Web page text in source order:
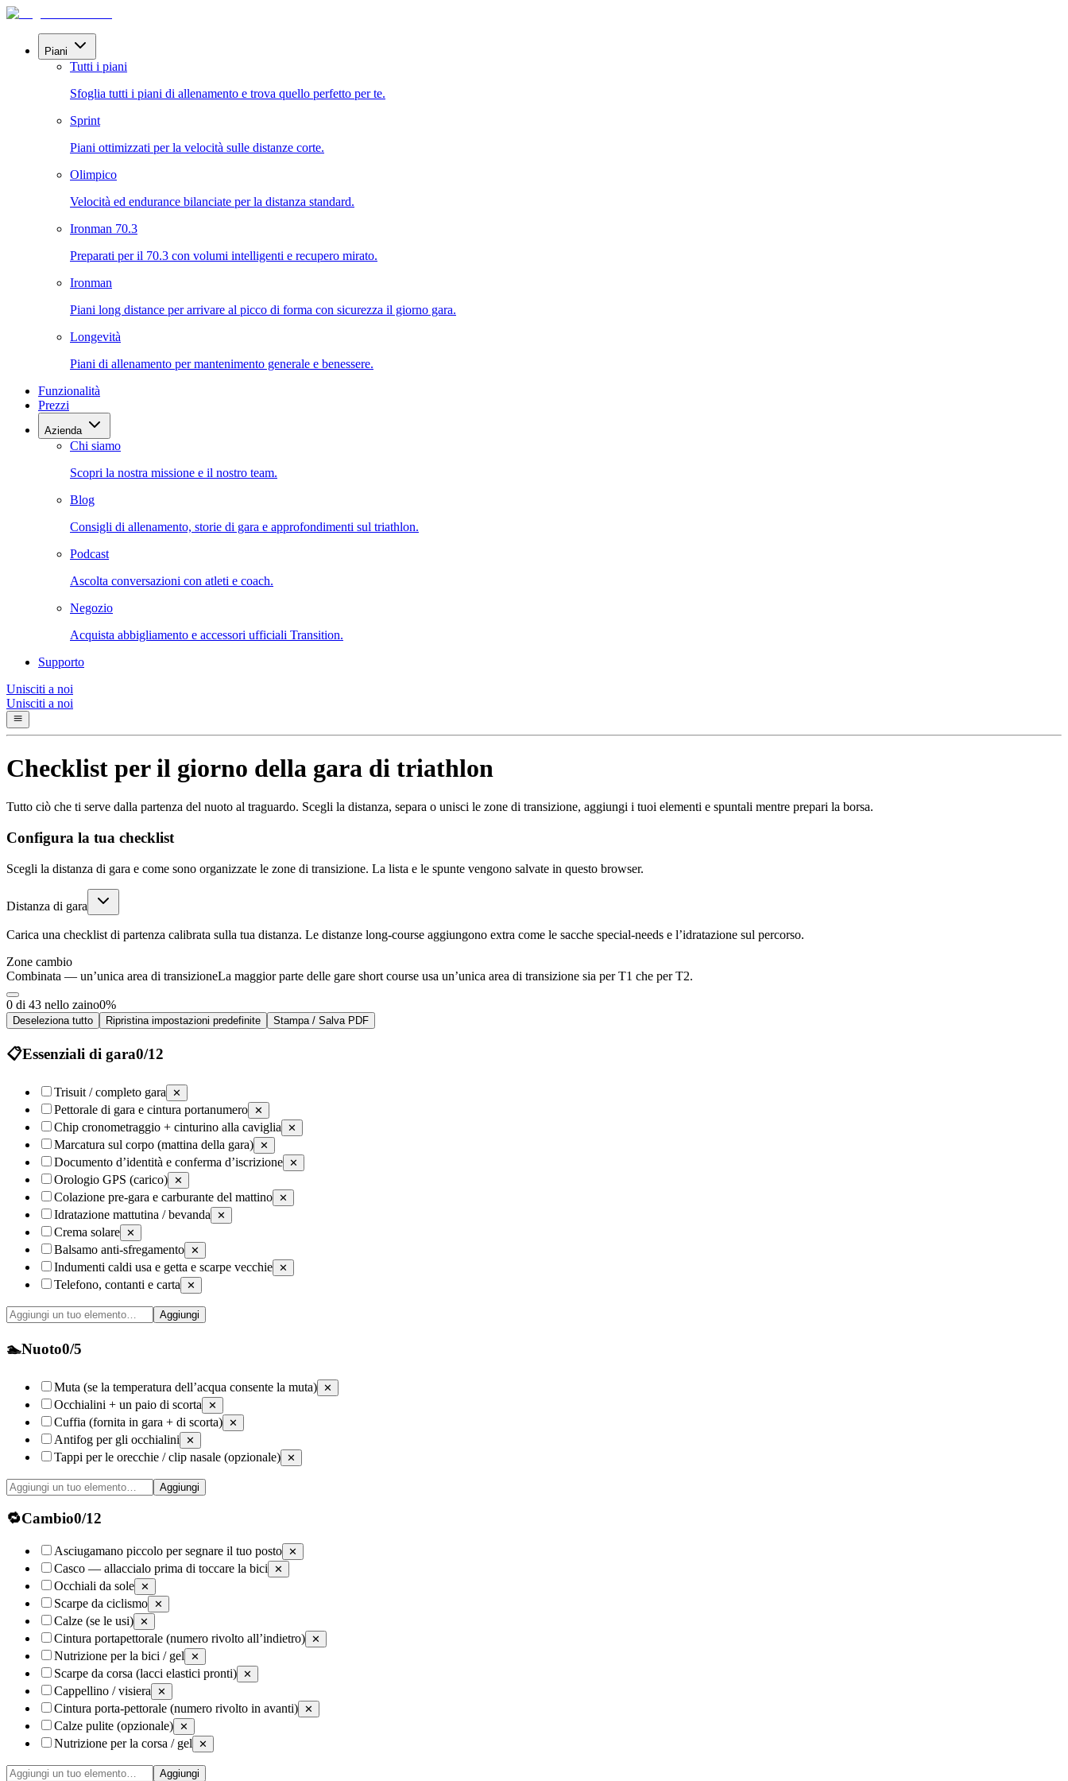
Piani
Tutti i piani
Sfoglia tutti i piani di allenamento e trova quello perfetto per te.
Sprint
Piani ottimizzati per la velocità sulle distanze corte.
Olimpico
Velocità ed endurance bilanciate per la distanza standard.
Ironman 70.3
Preparati per il 70.3 con volumi intelligenti e recupero mirato.
Ironman
Piani long distance per arrivare al picco di forma con sicurezza il giorno gara.
Longevità
Piani di allenamento per mantenimento generale e benessere.
Funzionalità
Prezzi
Azienda
Chi siamo
Scopri la nostra missione e il nostro team.
Blog
Consigli di allenamento, storie di gara e approfondimenti sul triathlon.
Podcast
Ascolta conversazioni con atleti e coach.
Negozio
Acquista abbigliamento e accessori ufficiali Transition.
Supporto
Unisciti a noi
Unisciti a noi
Checklist per il giorno della gara di triathlon
Tutto ciò che ti serve dalla partenza del nuoto al traguardo. Scegli la distanza, separa o unisci le zone di transizione, aggiungi i tuoi elementi e spuntali mentre prepari la borsa.
Configura la tua checklist
Scegli la distanza di gara e come sono organizzate le zone di transizione. La lista e le spunte vengono salvate in questo browser.
Distanza di gara
Carica una checklist di partenza calibrata sulla tua distanza. Le distanze long-course aggiungono extra come le sacche special-needs e l’idratazione sul percorso.
Zone cambio
Combinata — un’unica area di transizioneLa maggior parte delle gare short course usa un’unica area di transizione sia per T1 che per T2.
0 di 43 nello zaino0%
Deseleziona tutto Ripristina impostazioni predefinite Stampa / Salva PDF
📋Essenziali di gara0/12
Trisuit / completo gara ✕
Pettorale di gara e cintura portanumero ✕
Chip cronometraggio + cinturino alla caviglia ✕
Marcatura sul corpo (mattina della gara) ✕
Documento d’identità e conferma d’iscrizione ✕
Orologio GPS (carico) ✕
Colazione pre-gara e carburante del mattino ✕
Idratazione mattutina / bevanda ✕
Crema solare ✕
Balsamo anti-sfregamento ✕
Indumenti caldi usa e getta e scarpe vecchie ✕
Telefono, contanti e carta ✕
Aggiungi
🏊Nuoto0/5
Muta (se la temperatura dell’acqua consente la muta) ✕
Occhialini + un paio di scorta ✕
Cuffia (fornita in gara + di scorta) ✕
Antifog per gli occhialini ✕
Tappi per le orecchie / clip nasale (opzionale) ✕
Aggiungi
🔁Cambio0/12
Asciugamano piccolo per segnare il tuo posto ✕
Casco — allaccialo prima di toccare la bici ✕
Occhiali da sole ✕
Scarpe da ciclismo ✕
Calze (se le usi) ✕
Cintura portapettorale (numero rivolto all’indietro) ✕
Nutrizione per la bici / gel ✕
Scarpe da corsa (lacci elastici pronti) ✕
Cappellino / visiera ✕
Cintura porta-pettorale (numero rivolto in avanti) ✕
Calze pulite (opzionale) ✕
Nutrizione per la corsa / gel ✕
Aggiungi